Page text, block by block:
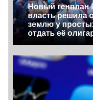
Новый генплан
власть решила
землю у
отдать её